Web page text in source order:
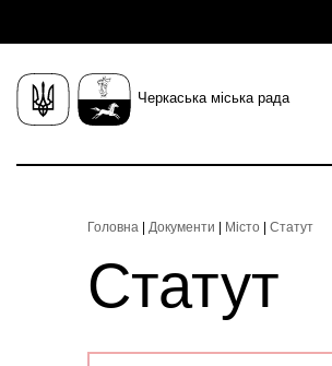
Черкаська міська рада
Головна Документи Місто Cтатут
Cтатут